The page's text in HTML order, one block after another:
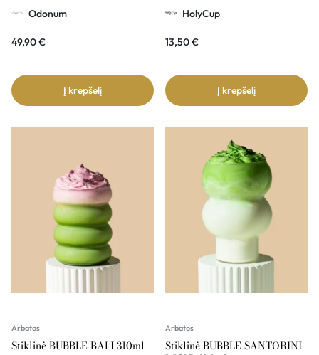
Odonum
49,90€
Į krepšelį
HolyCup
13,50€
Į krepšelį
Arbatos
Stiklinė BUBBLE BALI 310ml
Arbatos
Stiklinė BUBBLE SANTORINI